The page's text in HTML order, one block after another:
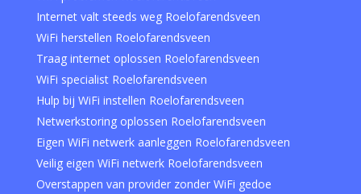
Internet valt steeds weg Roelofarendsveen
WiFi herstellen Roelofarendsveen
Traag internet oplossen Roelofarendsveen
WiFi specialist Roelofarendsveen
Hulp bij WiFi instellen Roelofarendsveen
Netwerkstoring oplossen Roelofarendsveen
Eigen WiFi netwerk aanleggen Roelofarendsveen
Veilig eigen WiFi netwerk Roelofarendsveen
Overstappen van provider zonder WiFi gedoe